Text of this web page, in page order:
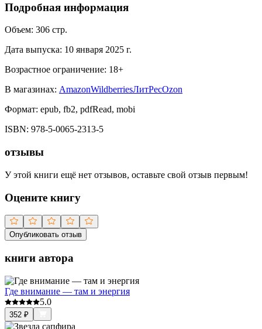
Подробная информация
Объем: 306 стр.
Дата выпуска: 10 января 2025 г.
Возрастное ограничение: 18+
В магазинах: AmazonWildberriesЛитРесOzon
Формат: epub, fb2, pdfRead, mobi
ISBN: 978-5-0065-2313-5
отзывы
У этой книги ещё нет отзывов, оставьте свой отзыв первым!
Оцените книгу
Опубликовать отзыв
книги автора
Где внимание — там и энергия
5.0
352 ₽